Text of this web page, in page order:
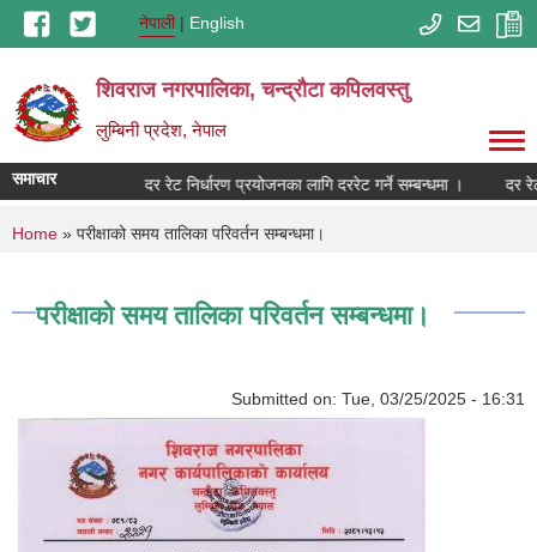
Skip to main contentनेपाली English
शिवराज नगरपालिका, चन्द्राैटा कपिलवस्तु
लुम्बिनी प्रदेश, नेपाल
समाचार दर रेट निर्धारण प्रयोजनका लागि दररेट गर्ने सम्बन्धमा । दर
You are here
Home » परीक्षाको समय तालिका परिवर्तन सम्बन्धमा।
परीक्षाको समय तालिका परिवर्तन सम्बन्धमा।
Submitted on: Tue, 03/25/2025 - 16:31